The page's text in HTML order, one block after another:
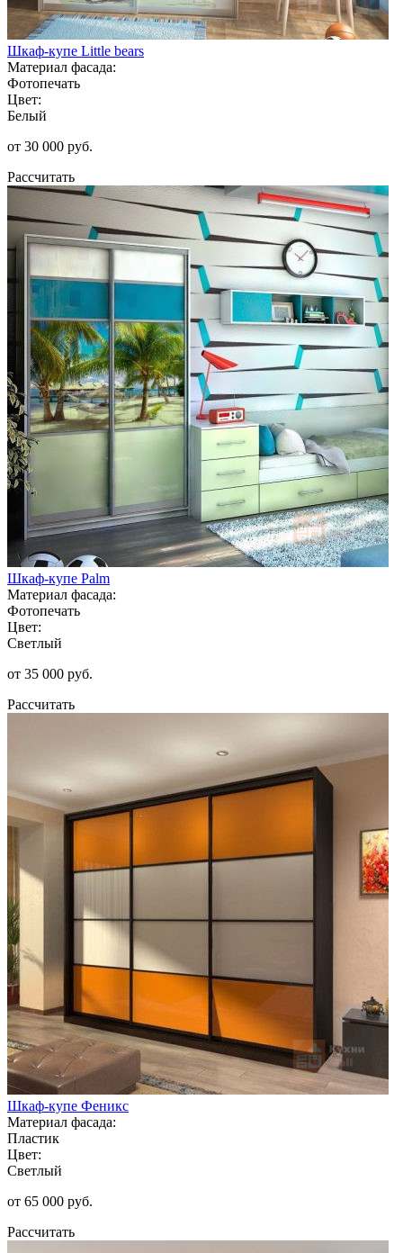
Шкаф-купе Little bears
Материал фасада:
Фотопечать
Цвет:
Белый
от 30 000 руб.
Рассчитать
Шкаф-купе Palm
Материал фасада:
Фотопечать
Цвет:
Светлый
от 35 000 руб.
Рассчитать
Шкаф-купе Феникс
Материал фасада:
Пластик
Цвет:
Светлый
от 65 000 руб.
Рассчитать